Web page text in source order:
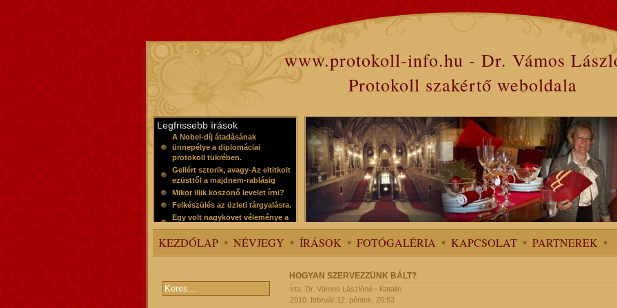
www.protokoll-info.hu - Dr. Vámos
Protokoll szakértő weboldala
Legfrissebb írások
A Nobel-díj átadásának
ünnepélye a diplomáciai
protokoll tükrében.
Gellért sztorik, avagy-Az eltitkolt
ezüsttől a majdnem-rablásig
Mikor illik köszönő levelet írni?
Felkészülés az üzleti tárgyalásra.
Egy volt nagykövet véleménye a
protokollról
KEZDŐLAP NÉVJEGY ÍRÁSOK FOTÓGALÉRIA KAPCSOLAT PARTNEREK
HOGYAN SZERVEZZÜNK BÁLT?
Írta: Dr. Vámos Lászlóné - Katalin
2010. február 12. péntek, 20:53